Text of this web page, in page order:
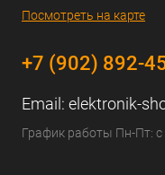
Посмотреть на карте
+7 (902) 892-
Email: elektronik-
График работы Пн-Пт: с